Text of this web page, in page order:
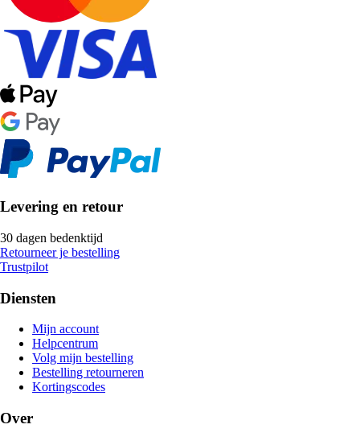
Levering en retour
30 dagen bedenktijd
Retourneer je bestelling
Trustpilot
Diensten
Mijn account
Helpcentrum
Volg mijn bestelling
Bestelling retourneren
Kortingscodes
Over